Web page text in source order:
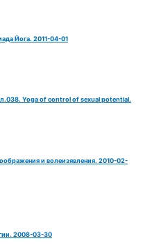
Йога. 2011-04-01
Yoga of control of sexual potential.
и волеизявления. 2010-02-
2008-03-30